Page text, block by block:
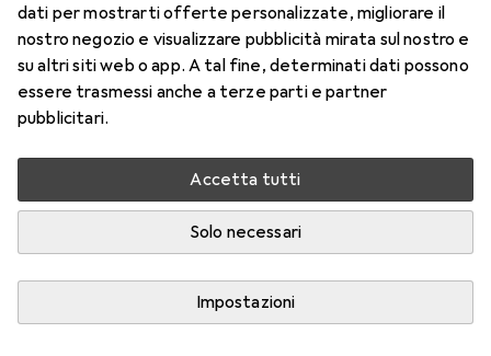
dati per mostrarti offerte personalizzate, migliorare il
nostro negozio e visualizzare pubblicità mirata sul nostro e
su altri siti web o app. A tal fine, determinati dati possono
essere trasmessi anche a terze parti e partner
pubblicitari.
Accetta tutti
Solo necessari
Impostazioni
-6.5, Obiettivo mensile, 6 pz., Torico
Prezzo in EUR IVA incl.
Consegna tra lun, 17/8 e mer, 19/8
Più di 10 pezzi in stock presso il fornitore
Aggiungi al carrello